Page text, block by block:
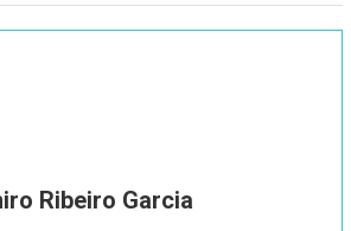
Ribeiro Garcia